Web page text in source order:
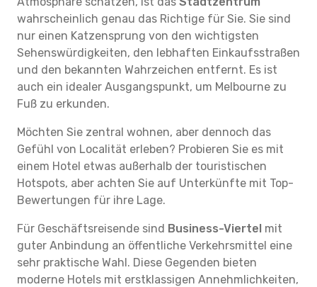
wahrscheinlich genau das Richtige für Sie. Sie sind
nur einen Katzensprung von den wichtigsten
Sehenswürdigkeiten, den lebhaften Einkaufsstraßen
und den bekannten Wahrzeichen entfernt. Es ist
auch ein idealer Ausgangspunkt, um Melbourne zu
Fuß zu erkunden.
Möchten Sie zentral wohnen, aber dennoch das
Gefühl von Localität erleben? Probieren Sie es mit
einem Hotel etwas außerhalb der touristischen
Hotspots, aber achten Sie auf Unterkünfte mit Top-
Bewertungen für ihre Lage.
Für Geschäftsreisende sind Business-Viertel mit
guter Anbindung an öffentliche Verkehrsmittel eine
sehr praktische Wahl. Diese Gegenden bieten
moderne Hotels mit erstklassigen Annehmlichkeiten,